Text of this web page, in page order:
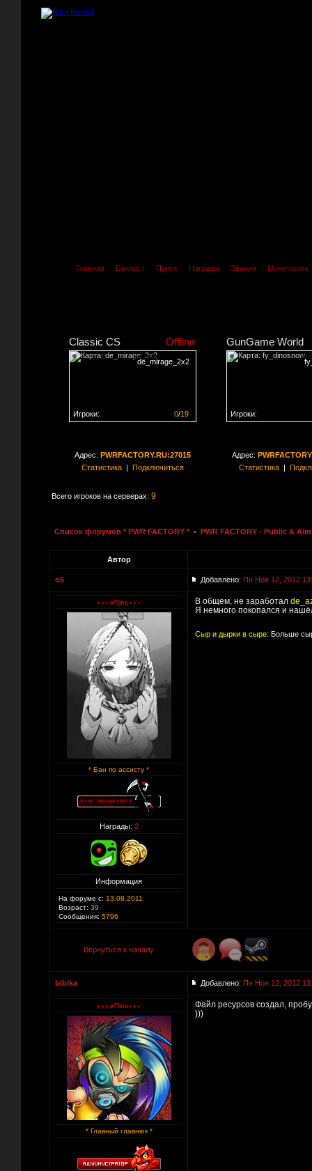
Главная Банлист Поиск Награды Звания Мониторинг
Classic CS Offline
de_mirage_2x2
0/19
Игроки:
GunGame World
Игроки:
Адрес: PWRFACTORY.RU:27015
Статистика| Подключиться
Адрес:
Статистика|
Всего игроков на серверах: 9
Список форумов * PWR FACTORY * - PWR FACTORY - Public &
Автор
o5 Добавлено: Пн Ноя 12, 2012
* Бан по ассисту *
Награды: 2
Информация
На форуме с: 13.08.2011
Возраст: 39
Сообщения: 5796
В общем, не заработал
Я немного покопался и
Сыр и дырки в сыре: Больше
Вернуться к началу
bibika Добавлено: Пн Ноя 12, 2012
* Главный главнюк *
Файл ресурсов создал,
)))